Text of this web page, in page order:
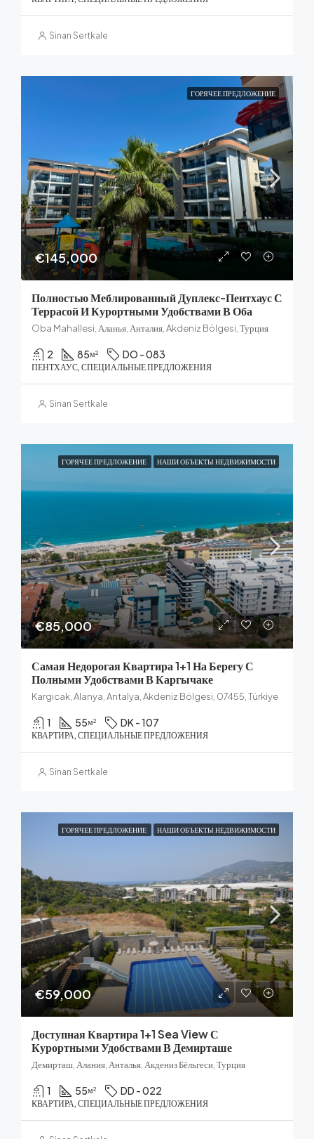
Sinan Sertkale
ГОРЯЧЕЕ ПРЕДЛОЖЕНИЕ
€145,000
Полностью Меблированный Дуплекс-Пентхаус С
Террасой И Курортными Удобствами В Оба
Oba Mahallesi, Аланья, Анталия, Akdeniz Bölgesi, Турция
2 85м² DO - 083
ПЕНТХАУС, СПЕЦИАЛЬНЫЕ ПРЕДЛОЖЕНИЯ
Sinan Sertkale
ГОРЯЧЕЕ ПРЕДЛОЖЕНИЕ НАШИ ОБЪЕКТЫ НЕДВИЖИМОСТИ
€85,000
Самая Недорогая Квартира 1+1 На Берегу С
Полными Удобствами В Каргычаке
Kargıcak, Alanya, Antalya, Akdeniz Bölgesi, 07455, Türkiye
1 55м² DK - 107
КВАРТИРА, СПЕЦИАЛЬНЫЕ ПРЕДЛОЖЕНИЯ
Sinan Sertkale
ГОРЯЧЕЕ ПРЕДЛОЖЕНИЕ НАШИ ОБЪЕКТЫ НЕДВИЖИМОСТИ
€59,000
Доступная Квартира 1+1 Sea View С
Курортными Удобствами В Демирташе
Демирташ, Алания, Анталья, Акдениз Бёльгеси, Турция
1 55м² DD - 022
КВАРТИРА, СПЕЦИАЛЬНЫЕ ПРЕДЛОЖЕНИЯ